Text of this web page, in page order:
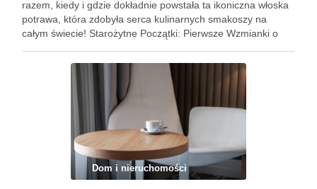
razem, kiedy i gdzie dokładnie powstała ta ikoniczna włoska
potrawa, która zdobyła serca kulinarnych smakoszy na
całym świecie! Starożytne Początki: Pierwsze Wzmianki o
dokładnie powstała …
Dom i nieruchomości